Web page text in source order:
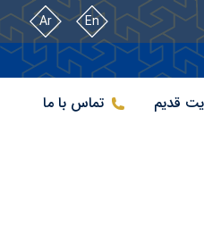
En
Ar
قدیم تماس با ما